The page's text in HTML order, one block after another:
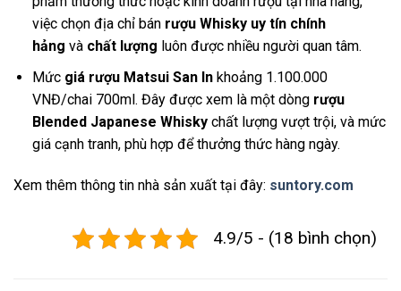
việc chọn địa chỉ bán rượu Whisky uy tín chính
hảng và chất lượng luôn được nhiều người quan tâm.
Mức giá rượu Matsui San In khoảng 1.100.000
VNĐ/chai 700ml. Đây được xem là một dòng rượu
Blended Japanese Whiskychất lượng vượt trội, và mức
giá cạnh tranh, phù hợp để thưởng thức hàng ngày.
Xem thêm thông tin nhà sản xuất tại đây: suntory.com
4.9/5 - (18 bình chọn)